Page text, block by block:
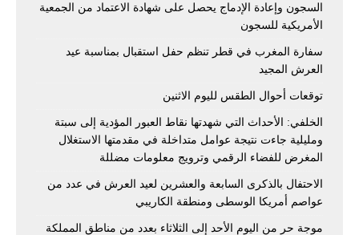
السجون وإعادة الإدماج يحصل على شهادة الاعتماد من الجمعية
الأمريكية للسجون
سفارة المغرب في قطر تنظم حفل استقبال بمناسبة عيد
العرش المجيد
توقعات أحوال الطقس لليوم الاثنين
الخلفي: الأحداث التي شهدتها نقاط العبور المؤدية إلى سبتة
ومليلية جاءت نتيجة عوامل متداخلة في مقدمتها الاستغلال
المغرض للفضاء الرقمي وترويج معلومات مضللة
الاحتفال بالذكرى السابعة والعشرين لعيد العرش في عدد من
عواصم أمريكا الوسطى ومنطقة الكاريبي
موجة حر من اليوم الأحد إلى الثلاثاء بعدد من مناطق المملكة